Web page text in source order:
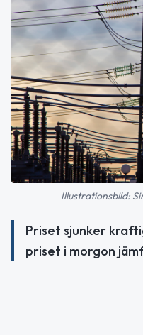
Illustrationsbild:
Priset sjunker
priset i morgon